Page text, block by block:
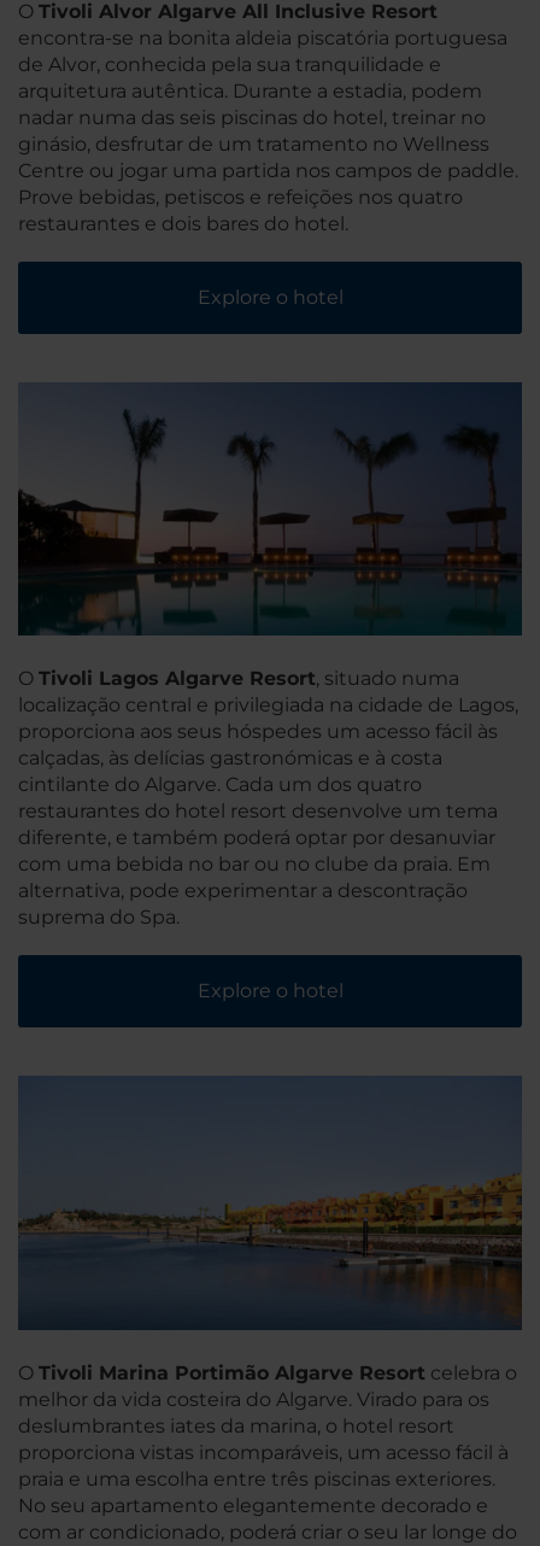
O Tivoli Alvor Algarve All Inclusive Resort
encontra-se na bonita aldeia piscatória portuguesa
de Alvor, conhecida pela sua tranquilidade e
arquitetura autêntica. Durante a estadia, podem
nadar numa das seis piscinas do hotel, treinar no
ginásio, desfrutar de um tratamento no Wellness
Centre ou jogar uma partida nos campos de paddle.
Prove bebidas, petiscos e refeições nos quatro
restaurantes e dois bares do hotel.
Explore o hotel
O Tivoli Lagos Algarve Resort, situado numa
localização central e privilegiada na cidade de Lagos,
proporciona aos seus hóspedes um acesso fácil às
calçadas, às delícias gastronómicas e à costa
cintilante do Algarve. Cada um dos quatro
restaurantes do hotel resort desenvolve um tema
diferente, e também poderá optar por desanuviar
com uma bebida no bar ou no clube da praia. Em
alternativa, pode experimentar a descontração
suprema do Spa.
Explore o hotel
O Tivoli Marina Portimão Algarve Resort celebra o
melhor da vida costeira do Algarve. Virado para os
deslumbrantes iates da marina, o hotel resort
proporciona vistas incomparáveis, um acesso fácil à
praia e uma escolha entre três piscinas exteriores.
No seu apartamento elegantemente decorado e
com ar condicionado, poderá criar o seu lar longe do